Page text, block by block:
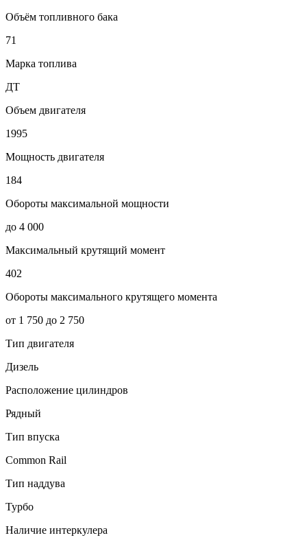
Объём топливного бака
71
Марка топлива
ДТ
Объем двигателя
1995
Мощность двигателя
184
Обороты максимальной мощности
до 4 000
Максимальный крутящий момент
402
Обороты максимального крутящего момента
от 1 750 до 2 750
Тип двигателя
Дизель
Расположение цилиндров
Рядный
Тип впуска
Common Rail
Тип наддува
Турбо
Наличие интеркулера